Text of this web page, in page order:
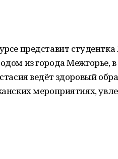
представит
из города Межгорье,
ведёт здоровый
мероприятиях,